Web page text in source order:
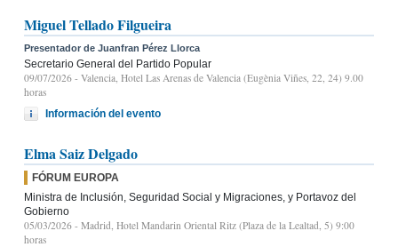
Miguel Tellado Filgueira
Presentador de Juanfran Pérez Llorca
Secretario General del Partido Popular
09/07/2026 - Valencia, Hotel Las Arenas de Valencia (Eugènia Viñes, 22, 24) 9.00
horas
Información del evento
Elma Saiz Delgado
FÓRUM EUROPA
Ministra de Inclusión, Seguridad Social y Migraciones, y Portavoz del
Gobierno
05/03/2026 - Madrid, Hotel Mandarin Oriental Ritz (Plaza de la Lealtad, 5) 9:00
horas